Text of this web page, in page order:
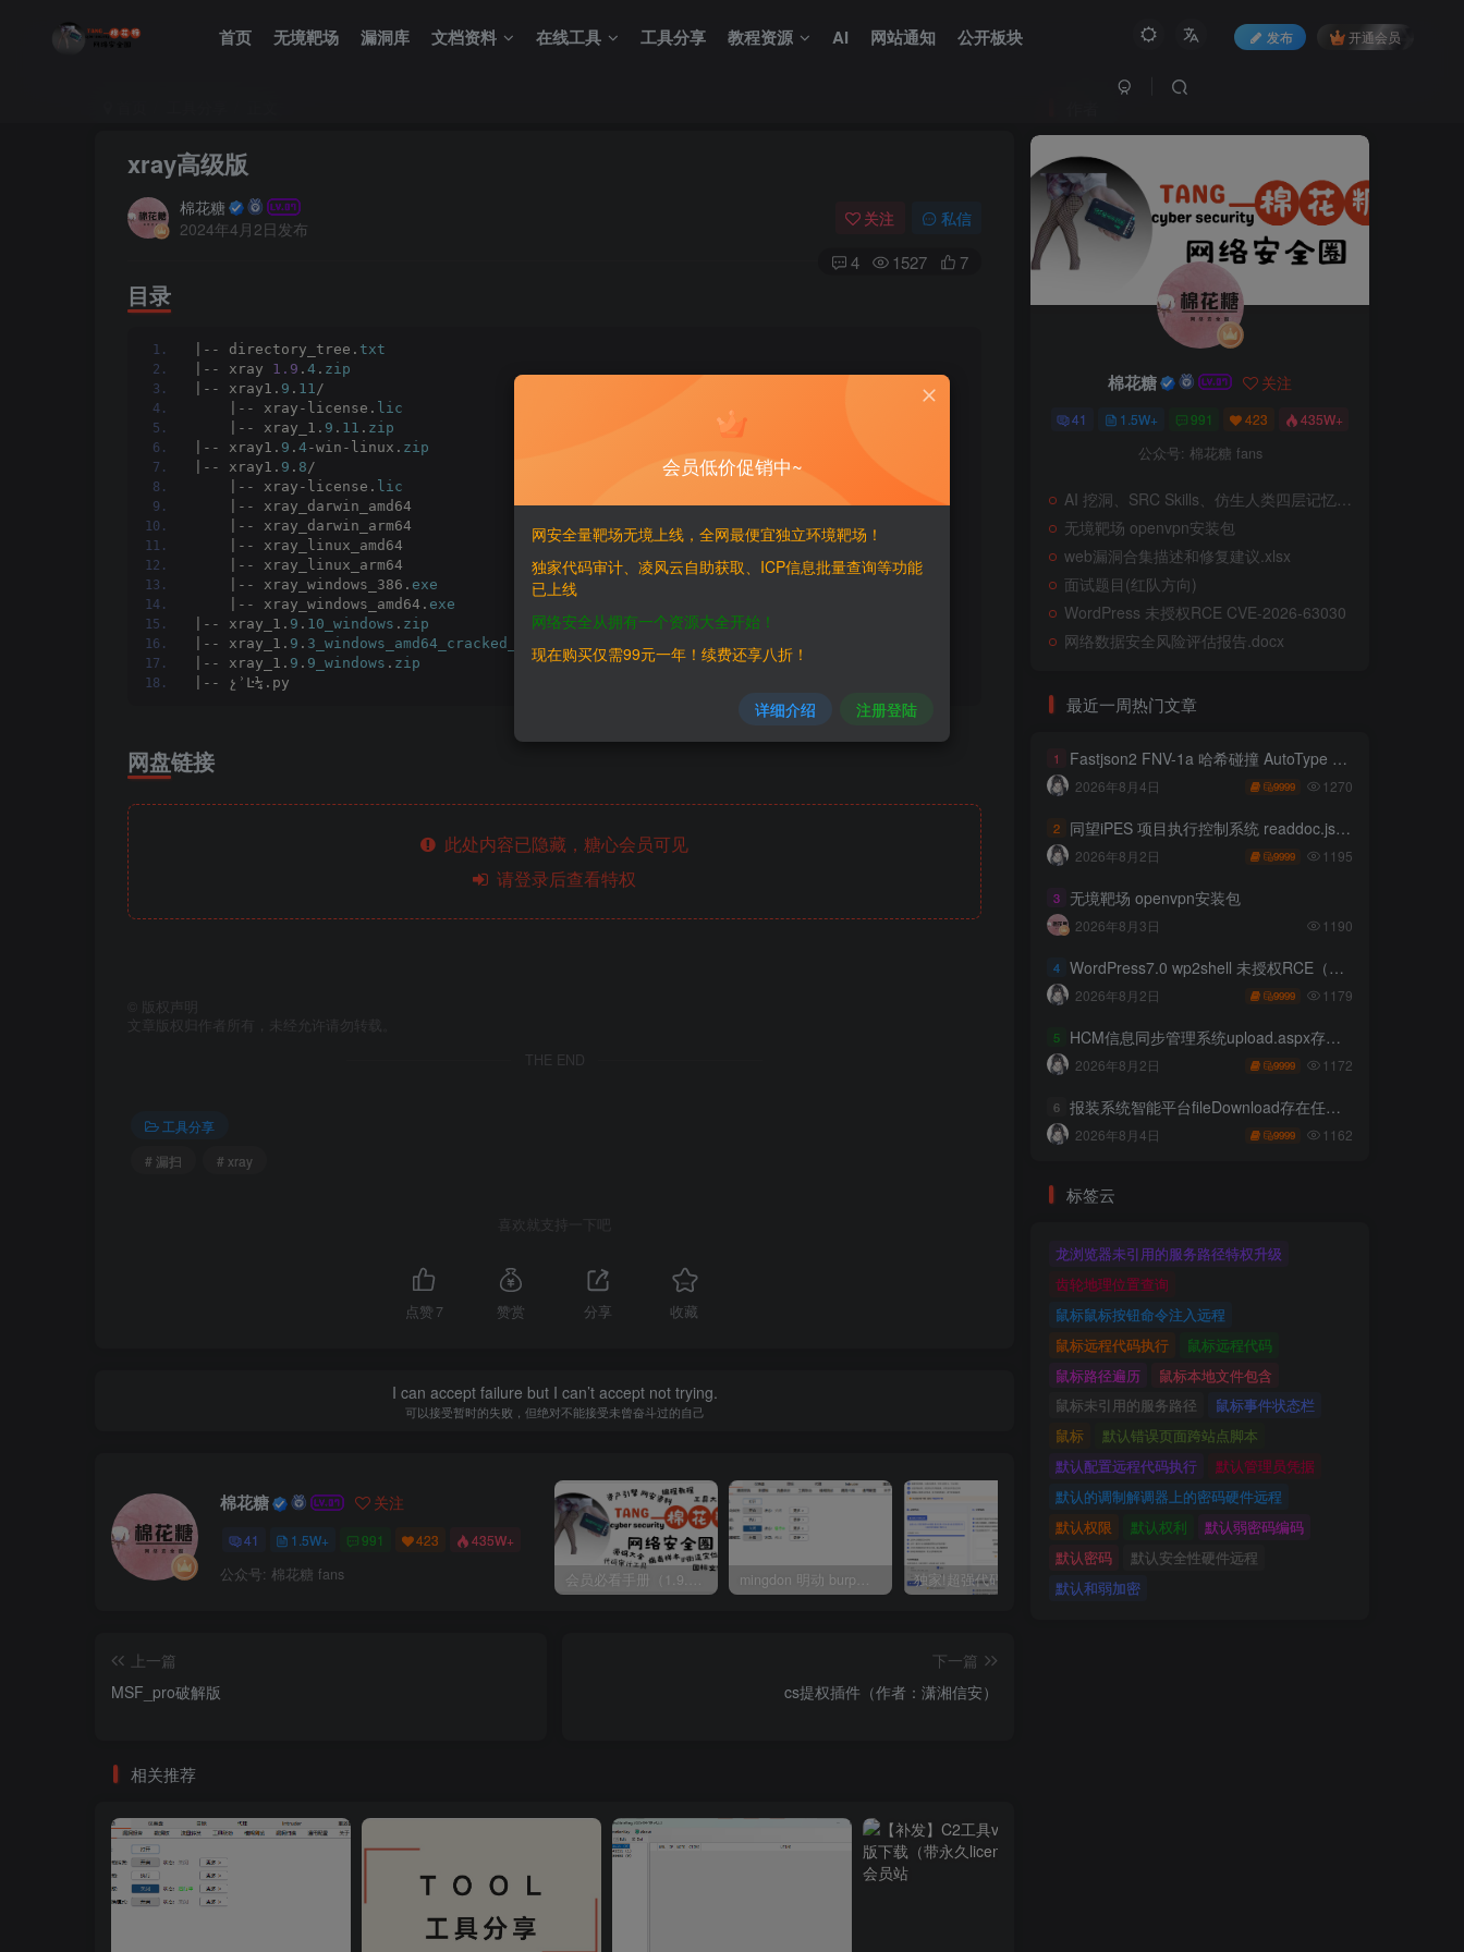
首页 无境靶场 漏洞库 文档资料 在线工具 工具分享 教程资源 AI 网站通知 公开板块 发布 开通会员
xray高级版
棉花糖
2024年4月2日发布
关注 私信
4 1527 7
目录
|-- directory_tree. txt
|-- xray 1.9 . 4 . zip
|-- xray1. 9 . 11 /
    |-- xray-license.
lic
    |-- xray_1.
9 . 11 . zip
|-- xray1. 9 . 4 -win-linux. zip
|-- xray1. 9 . 8 /
    |-- xray-license.
lic
    |-- xray_darwin_amd64
    |-- xray_darwin_arm64
    |-- xray_linux_amd64
    |-- xray_linux_arm64
    |-- xray_windows_386.
exe
    |-- xray_windows_amd64.
exe
|-- xray_1. 9 . 10_windows . zip
|-- xray_1. 9 . 3_windows_amd64_cracked_Zen
|-- xray_1. 9 . 9_windows . zip
|-- չʾĿ¼.py
网盘链接
此处内容已隐藏，糖心会员可见
请登录后查看特权
版权声明
文章版权归作者所有，未经允许请勿转载。
THE END
工具分享
# 漏扫
# xray
喜欢就支持一下吧
点赞 7 赞赏 分享 收藏
I can accept failure but I can’t accept not trying.
可以接受暂时的失败，但绝对不能接受未曾奋斗过的自己
棉花糖 关注
41 1.5W+ 991 423 435W+
公众号: 棉花糖 fans 会员必看手册（1.9.0版本 26.4.5更新） mingdon 明动 burp插件0.2.6版本 本地时间校验去除版
上一篇
MSF_pro破解版
下一篇
cs提权插件（作者：潇湘信安）
相关推荐
棉花糖 关注
41 1.5W+ 991 423 435W+
公众号: 棉花糖 fans
AI 挖洞、SRC Skills、仿生人类四层记忆系统
无境靶场 openvpn安装包
web漏洞合集描述和修复建议.xlsx
面试题目(红队方向)
WordPress 未授权RCE CVE-2026-63030
网络数据安全风险评估报告.docx
最近一周热门文章
1 Fastjson2 FNV-1a 哈希碰撞 AutoType 绕过远程代码执行
2026年8月4日 9999 1270
2 同望iPES 项目执行控制系统 readdoc.jsp存在任意文件读取
2026年8月2日 9999 1195
3 无境靶场 openvpn安装包
2026年8月3日 1190
4 WordPress7.0 wp2shell 未授权RCE（CVE-2026-63030 CVE-2026-60137）
2026年8月2日 9999 1179
5 HCM信息同步管理系统upload.aspx存在任意文件上传
2026年8月2日 9999 1172
6 报装系统智能平台fileDownload存在任意文件读取
2026年8月4日 9999 1162
标签云
龙浏览器未引用的服务路径特权升级
齿轮地理位置查询
鼠标鼠标按钮命令注入远程
鼠标远程代码执行
鼠标远程代码
鼠标路径遍历
鼠标本地文件包含
鼠标未引用的服务路径
鼠标事件状态栏
鼠标
默认错误页面跨站点脚本
默认配置远程代码执行
默认管理员凭据
默认的调制解调器上的密码硬件远程
默认权限
默认权利
默认弱密码编码
默认密码
默认安全性硬件远程
默认和弱加密
会员低价促销中~
网安全量靶场无境上线，全网最便宜独立环境靶场！
独家代码审计、凌风云自助获取、ICP信息批量查询等功能
已上线
网络安全从拥有一个资源大全开始！
现在购买仅需99元一年！续费还享八折！
详细介绍 注册登陆